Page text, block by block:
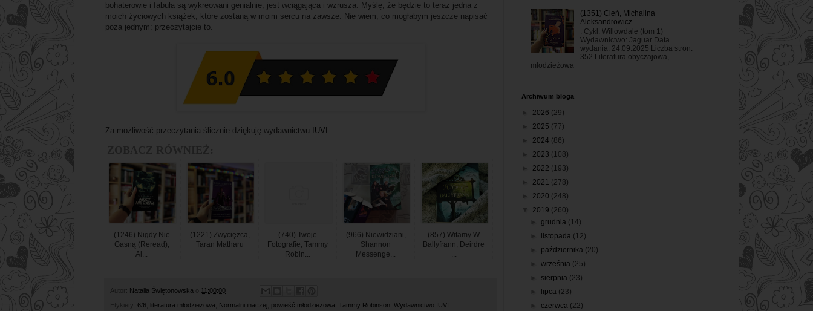
bohaterowie i fabuła są wykreowani genialnie, jest wciągająca i wzrusza. Myślę, że będzie to teraz jedna z
moich życiowych książek, które zostaną w moim sercu na zawsze. Nie wiem, co mogłabym jeszcze napisać
poza jednym: przeczytajcie to.
Za możliwość przeczytania ślicznie dziękuję wydawnictwu IUVI .
(1246) Nigdy Nie
Gasną (reread),
Al...
(1221) Zwycięzca,
Taran Matharu
(740) Twoje
Fotografie, Tammy
Robin...
(966) Niewidziani,
Shannon
Messenge...
(857) Witamy W
Ballyfrann, Deirdre
...
Autor: Natalia Świętonowska 11:00:00
Etykiety: 6/6 literatura młodzieżowa Normalni inaczej powieść młodzieżowa Tammy Robinson Wydawnictwo IUVI
(1351) Cień, Michalina
Aleksandrowicz
. Cykl: Willowdale (tom 1)
Wydawnictwo: Jaguar Data
wydania: 24.09.2025 Liczba stron:
352 Literatura obyczajowa,
młodzieżowa
Archiwum bloga
2026 (29)
2025 (77)
2024 (86)
2023 (108)
2022 (193)
2021 (278)
2020 (248)
2019 (260)
►grudnia (14)
listopada (12)
października (20)
►września (25)
sierpnia (23)
lipca (23)
►czerwca (22)